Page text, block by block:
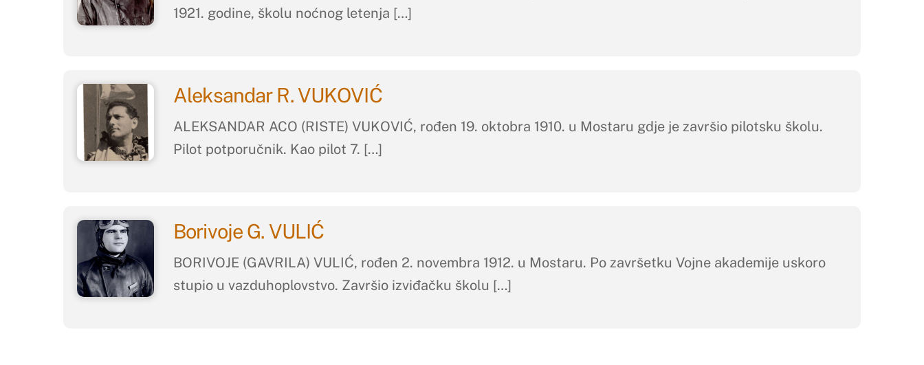
1921. godine, školu noćnog letenja […]
Aleksandar R. VUKOVIĆ
ALEKSANDAR ACO (RISTE) VUKOVIĆ, rođen 19. oktobra 1910. u Mostaru gdje je završio pilotsku školu.
Pilot potporučnik. Kao pilot 7. […]
Borivoje G. VULIĆ
BORIVOJE (GAVRILA) VULIĆ, rođen 2. novembra 1912. u Mostaru. Po završetku Vojne akademije uskoro
stupio u vazduhoplovstvo. Završio izviđačku školu […]